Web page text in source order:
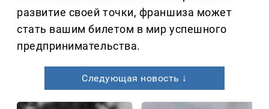
развитие своей точки, франшиза может
стать вашим билетом в мир успешного
предпринимательства.
Следующая новость ↓